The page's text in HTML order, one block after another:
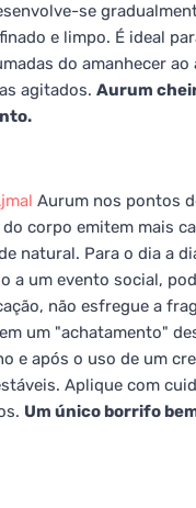
se
e limpo. É ideal
do amanhecer
agitados. Aurum
Aurum nos pontos
corpo emitem mais
natural. Para o dia a
a um evento social,
não esfregue a
um "achatamento"
e após o uso de um
Aplique com
Um único borrifo